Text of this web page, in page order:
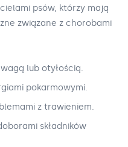
psów, którzy mają
związane z chorobami
lub otyłością.
pokarmowymi.
z trawieniem.
składników